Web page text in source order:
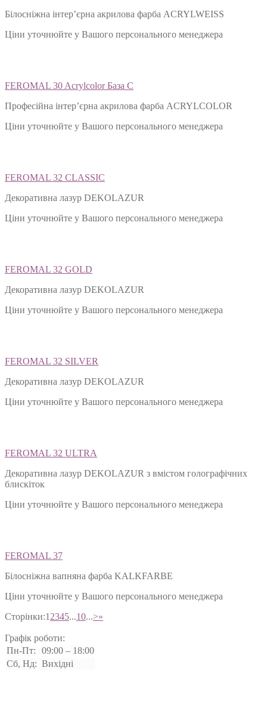
Білосніжна інтер’єрна акрилова фарба ACRYLWEISS
Ціни уточнюйте у Вашого персонального менеджера
FEROMAL 30 Acrylcolor База С
Професійна інтер’єрна акрилова фарба ACRYLCOLOR
Ціни уточнюйте у Вашого персонального менеджера
FEROMAL 32 CLASSIC
Декоративна лазур DEKOLAZUR
Ціни уточнюйте у Вашого персонального менеджера
FEROMAL 32 GOLD
Декоративна лазур DEKOLAZUR
Ціни уточнюйте у Вашого персонального менеджера
FEROMAL 32 SILVER
Декоративна лазур DEKOLAZUR
Ціни уточнюйте у Вашого персонального менеджера
FEROMAL 32 ULTRA
Декоративна лазур DEKOLAZUR з вмістом голографічних
блискіток
Ціни уточнюйте у Вашого персонального менеджера
FEROMAL 37
Білосніжна вапняна фарба KALKFARBE
Ціни уточнюйте у Вашого персонального менеджера
Сторінки:12345...10...>»
Графік роботи:
Пн-Пт:
09:00 – 18:00
Сб, Нд: Вихідні